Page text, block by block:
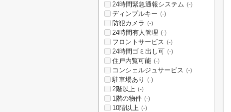
24時間緊急通報システム (-)
ディンプルキー (-)
防犯カメラ (-)
24時間有人管理 (-)
フロントサービス (-)
24時間ゴミ出し可 (-)
住戸内覧可能 (-)
コンシェルジュサービス (-)
駐車場あり (-)
2階以上 (-)
1階の物件 (-)
10階以上 (-)